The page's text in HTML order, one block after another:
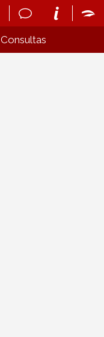
Consultas